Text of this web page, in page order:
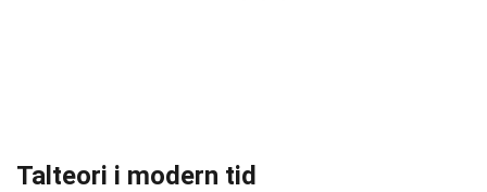
Talteori i modern tid